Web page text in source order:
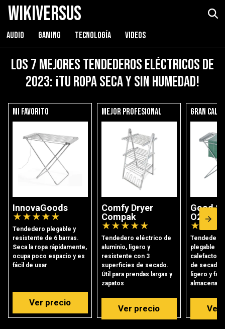
WikiVersus
AUDIO GAMING TECNOLOGÍA VIDEOS
Los 7 mejores tendederos eléctricos de
2023: ¡tu ropa seca y sin humedad!
Mi favorito
InnovaGoods
★★★★★
Tendedero plegable y
resistente de 6 barras.
Seca la ropa rápidamente,
ocupa poco espacio y es
fácil de usar
Ver precio
Mejor profesional
Comfy Dryer
Compak
★★★★★
Tendedero eléctrico de
aluminio, ligero y
resistente con 3
superficies de secado.
Útil para prendas largas y
zapatos
Ver precio
Gran
Good
★
plegable
de secado.
ligero y
Ver